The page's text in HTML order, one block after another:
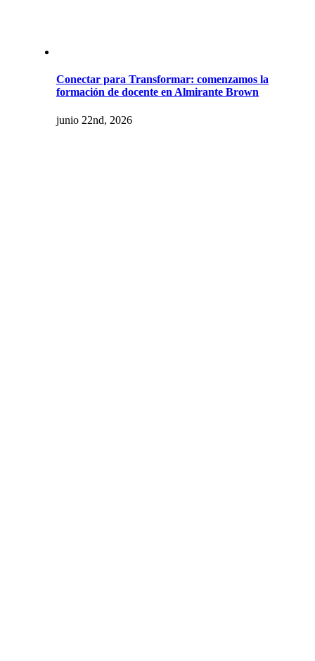
Conectar para Transformar: comenzamos la
formación de docente en Almirante Brown
junio 22nd, 2026